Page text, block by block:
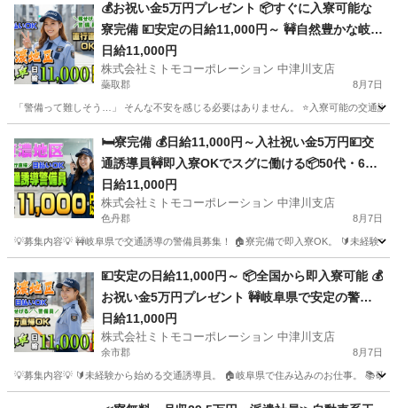
💰お祝い金5万円プレゼント 📦すぐに入寮可能な
寮完備 💴安定の日給11,000円～ 🚧自然豊かな岐阜
で交通誘導 🚗赴任交通費補助で遠方も安心 🔰未経
験でも安心の教育体制 💻自宅から便利なWeb面接
👫カップルや夫婦での赴任歓迎
日給11,000円
株式会社ミトモコーポレーション 中津川支店
蘂取郡 8月7日
「警備って難しそう…」 そんな不安を感じる必要はありません。 ⭐入寮可能の交通誘
警備員 給料
🛏️寮完備 💰日給11,000円～入社祝い金5万円💴交
通誘導員🚧即入寮OKでスグに働ける📦50代・60
代の再就職を応援します🌸Web面接対応・履歴書
不要📱中津川市で安定収入と住まいを手に入れま
せんか🔑
日給11,000円
株式会社ミトモコーポレーション 中津川支店
色丹郡 8月7日
💡募集内容💡 🚧岐阜県で交通誘導の警備員募集！ 🏠寮完備で即入寮OK。 🔰未経験
警備員
💴安定の日給11,000円～ 📦全国から即入寮可能 💰
お祝い金5万円プレゼント 🚧岐阜県で安定の警備
スタッフ 🚗赴任費用はしっかり会社補助 🔰未経験
でも安心の教育体制 💻自宅から便利なWeb面接 💸
日払い対応で急な出費も安心
日給11,000円
株式会社ミトモコーポレーション 中津川支店
余市郡 8月7日
💡募集内容💡 🔰未経験から始める交通誘導員。 🏠岐阜県で住み込みのお仕事。 📚研
警備員 給料